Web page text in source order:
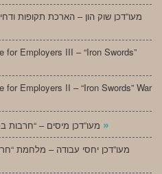
מעו”דכן שוק הון – הארכת תקופות
for Employers III – “Iron Swords”
for Employers II – “Iron Swords” War
»
מעו”דכן יחסי עבודה – מלחמת